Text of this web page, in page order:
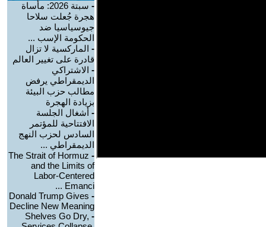
-
سبتة 2026: مأساة
هجرة جُعلت سلاحا
جيوسياسيا ضد
الحكومة الإسب ...
- الماركسية لا تزال
قادرة على تغيير العالم
- الاشتراكي
الديمقراطي يرفض
مطالب حزب البيئة
بزيادة الهجرة
- أشغال الجلسة
الافتتاحية للمؤتمر
السادس لحزب النهج
الديمقراطي ...
-
The Strait of Hormuz
and the Limits of
Labor-Centered
Emanci ...
-
Donald Trump Gives
Decline New Meaning
-
Shelves Go Dry,